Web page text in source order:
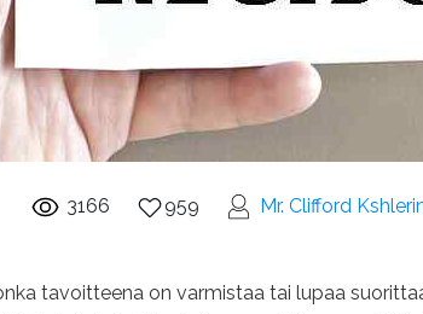
3166 959 Mr. Clifford
tavoitteena on varmistaa tai lupaa